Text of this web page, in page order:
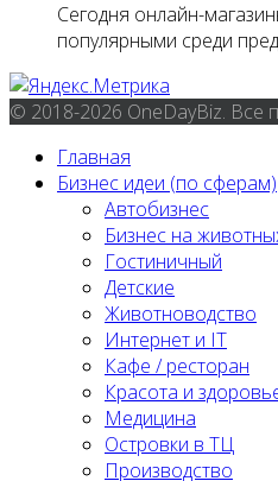
Сегодня онлайн-
популярными среди
© 2018-2026 OneDayBiz. Все
Главная
Бизнес идеи (по сферам)
Автобизнес
Бизнес на
Гостиничный
Детские
Животноводство
Интернет и IT
Кафе / ресторан
Красота и
Медицина
Островки в ТЦ
Производство